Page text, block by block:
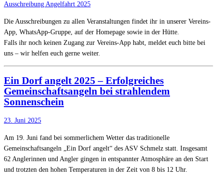
Ausschreibung Angelfahrt 2025
Die Ausschreibungen zu allen Veranstaltungen findet ihr in unserer Vereins-
App, WhatsApp-Gruppe, auf der Homepage sowie in der Hütte.
Falls ihr noch keinen Zugang zur Vereins-App habt, meldet euch bitte bei
uns – wir helfen euch gerne weiter.
Ein Dorf angelt 2025 – Erfolgreiches
Gemeinschaftsangeln bei strahlendem
Sonnenschein
23. Juni 2025
Am 19. Juni fand bei sommerlichem Wetter das traditionelle
Gemeinschaftsangeln „Ein Dorf angelt“ des ASV Schmelz statt. Insgesamt
62 Anglerinnen und Angler gingen in entspannter Atmosphäre an den Start
und trotzten den hohen Temperaturen in der Zeit von 8 bis 12 Uhr.